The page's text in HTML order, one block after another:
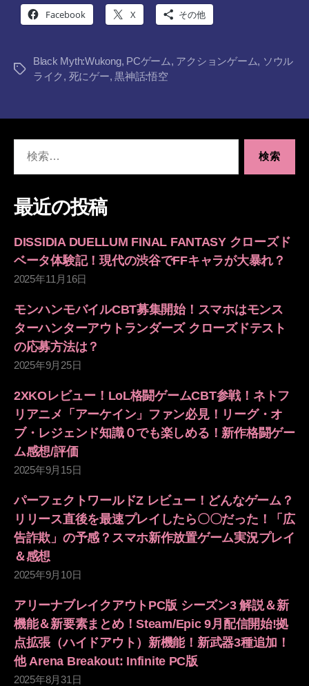
Facebook X その他
タ
Black Myth:Wukong, PCゲーム, アクションゲーム, ソウル
ライク , 死にゲー,黒神話:悟空
象:
最近の投稿
DISSIDIA DUELLUM FINAL FANTASY クローズド
ベータ体験記！現代の渋谷でFFキャラが大暴れ？
2025年11月16日
モンハンモバイルCBT募集開始！スマホはモンス
ターハンターアウトランダーズ クローズドテスト
の応募方法は？
2025年9月25日
2XKOレビュー！LoL格闘ゲームCBT参戦！ネトフ
リアニメ「アーケイン」ファン必見！リーグ・オ
ブ・レジェンド知識０でも楽しめる！新作格闘ゲー
ム感想/評価
2025年9月15日
パーフェクトワールドZ レビュー！どんなゲーム？
リリース直後を最速プレイしたら〇〇だった！「広
告詐欺」の予感？スマホ新作放置ゲーム実況プレイ
＆感想
2025年9月10日
アリーナブレイクアウトPC版 シーズン3 解説＆新
機能＆新要素まとめ！Steam/Epic 9月配信開始!拠
点拡張（ハイドアウト）新機能！新武器3種追加！
他 Arena Breakout: Infinite PC版
2025年8月31日